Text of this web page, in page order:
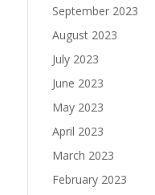
September 2023
August 2023
July 2023
June 2023
May 2023
April 2023
March 2023
February 2023